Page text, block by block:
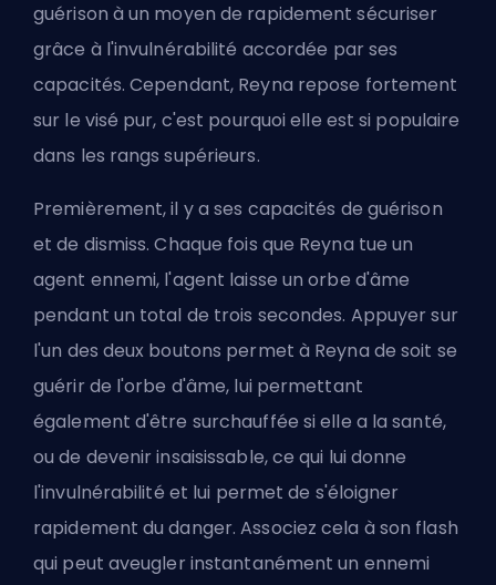
guérison à un moyen de rapidement sécuriser
grâce à l'invulnérabilité accordée par ses
capacités. Cependant, Reyna repose fortement
sur le visé pur, c'est pourquoi elle est si populaire
dans les rangs supérieurs.
Premièrement, il y a ses capacités de guérison
et de dismiss. Chaque fois que Reyna tue un
agent ennemi, l'agent laisse un orbe d'âme
pendant un total de trois secondes. Appuyer sur
l'un des deux boutons permet à Reyna de soit se
guérir de l'orbe d'âme, lui permettant
également d'être surchauffée si elle a la santé,
ou de devenir insaisissable, ce qui lui donne
l'invulnérabilité et lui permet de s'éloigner
rapidement du danger. Associez cela à son flash
qui peut aveugler instantanément un ennemi